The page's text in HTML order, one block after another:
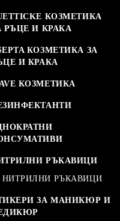
КОЗМЕТИКА
РЪЦЕ И КРАКА
КОЗМЕТИКА ЗА
И КРАКА
КОЗМЕТИКА
РЪКАВИЦИ
НИТРИЛНИ РЪКАВИЦИ
ЗА МАНИКЮР И